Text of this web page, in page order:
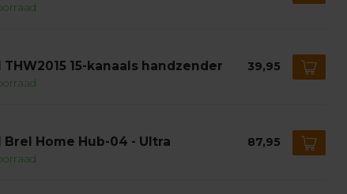
THW2015 15-kanaals handzender 39,95
Brel Home Hub-04 - Ultra 87,95